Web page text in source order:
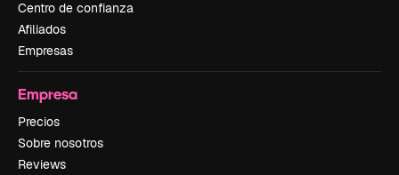
Centro de confianza
Afiliados
Empresas
Empresa
Precios
Sobre nosotros
Reviews